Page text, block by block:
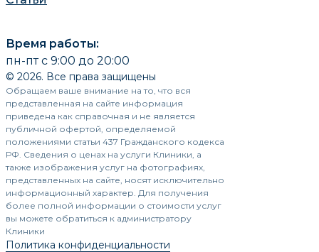
Время работы:
пн-пт с 9:00 до 20:00
© 2026. Все права защищены
Обращаем ваше внимание на то, что вся
представленная на сайте информация
приведена как справочная и не является
публичной офертой, определяемой
положениями статьи 437 Гражданского кодекса
РФ. Сведения о ценах на услуги Клиники, а
также изображения услуг на фотографиях,
представленных на сайте, носят исключительно
информационный характер. Для получения
более полной информации о стоимости услуг
вы можете обратиться к администратору
Клиники
Политика конфиденциальности